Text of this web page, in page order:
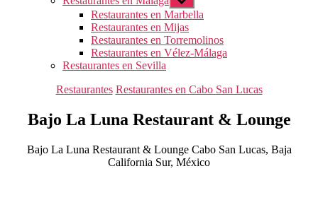
el
submenú
Restaurantes en Marbella
Restaurantes en Mijas
Restaurantes en Torremolinos
Restaurantes en Vélez-Málaga
Restaurantes en Sevilla
Categorías
Restaurantes Restaurantes en Cabo San Lucas
Bajo La Luna Restaurant & Lounge
Bajo La Luna Restaurant & Lounge Cabo San Lucas, Baja
California Sur, México